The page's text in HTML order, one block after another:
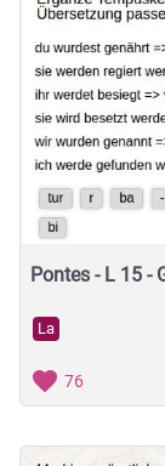
Pontes - L 15 -
La
76